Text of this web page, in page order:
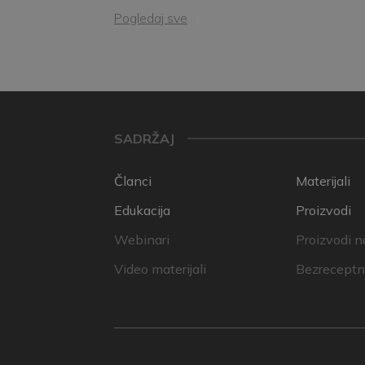
Pogledaj sve
SADRŽAJ
Članci
Edukacija
Webinari
Video materijali
Materijali
Proizvodi
Proizvodi